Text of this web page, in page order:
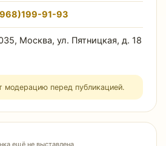
91-93
Москва, ул. Пятницкая, д. 18
модерацию перед публикацией.
ещё не выставлена